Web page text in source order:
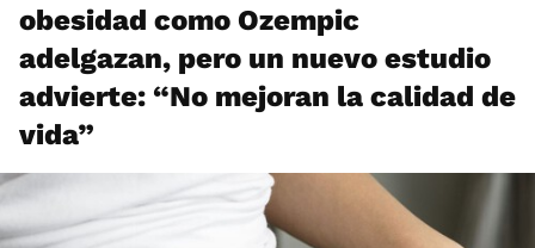
obesidad como Ozempic
adelgazan, pero un nuevo estudio
advierte: “No mejoran la calidad de
vida”